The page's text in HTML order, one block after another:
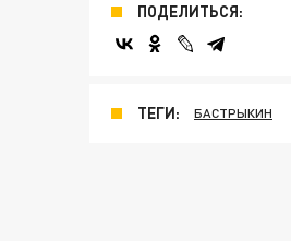
ПОДЕЛИТЬСЯ:
ТЕГИ: БАСТРЫКИН